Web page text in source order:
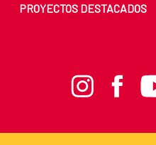
PROYECTOS DESTACADOS